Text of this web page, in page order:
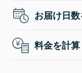
お届け日
料金を計